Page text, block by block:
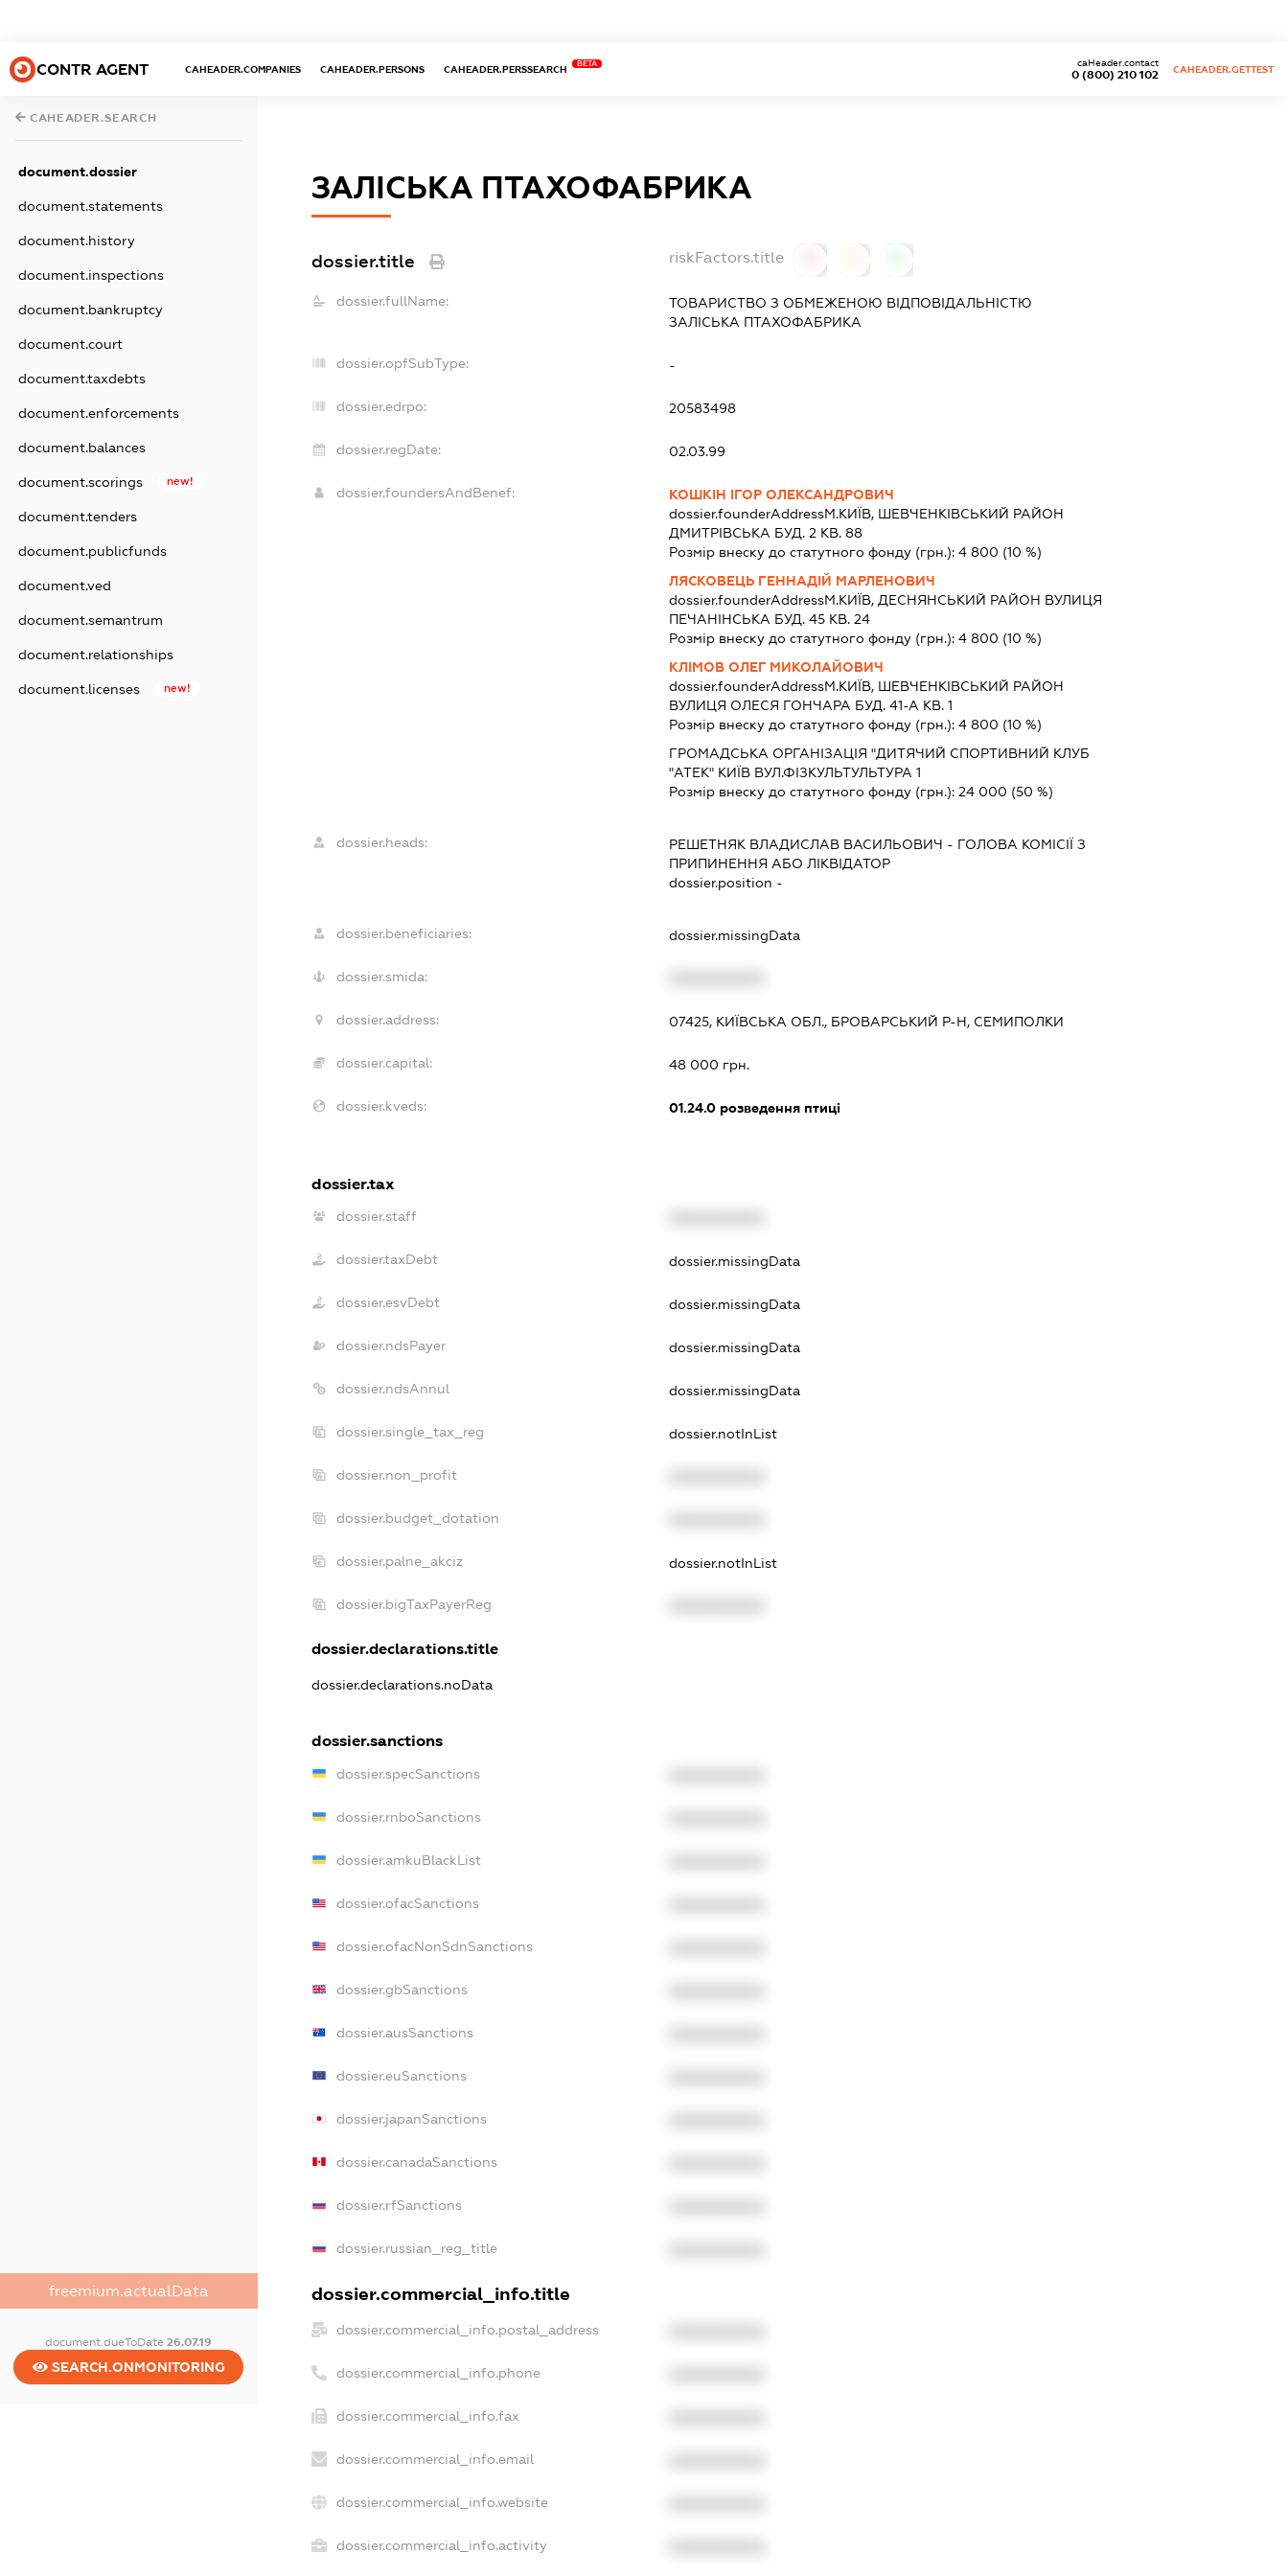
CONTR AGENT CAHEADER.COMPANIES CAHEADER.PERSONS CAHEADER.PERSSEARCH
BETA
0 (800) 210 102
caHeader.contact
CAHEADER.GETTEST
CAHEADER.SEARCH
document.dossier
document.statements
document.history
document.inspections
document.bankruptcy
document.court
document.taxdebts
document.enforcements
document.balances
document.scorings new!
document.tenders
document.publicfunds
document.ved
document.semantrum
document.relationships
document.licenses new!
freemium.actualData
document.dueToDate26.07.19
SEARCH.ONMONITORING
ЗАЛІСЬКА ПТАХОФАБРИКА
dossier.title riskFactors.title
dossier.fullName:
ТОВАРИСТВО З ОБМЕЖЕНОЮ ВІДПОВІДАЛЬНІСТЮ
ЗАЛІСЬКА ПТАХОФАБРИКА
dossier.opfSubType: -
dossier.edrpo: 20583498
dossier.regDate: 02.03.99
dossier.foundersAndBenef:
КОШКІН ІГОР ОЛЕКСАНДРОВИЧ
dossier.founderAddressМ.КИЇВ, ШЕВЧЕНКІВСЬКИЙ РАЙОН
ДМИТРІВСЬКА БУД. 2 КВ. 88
Розмір внеску до статутного фонду (грн.): 4 800 (10 %)
ЛЯСКОВЕЦЬ ГЕННАДІЙ МАРЛЕНОВИЧ
dossier.founderAddressМ.КИЇВ, ДЕСНЯНСЬКИЙ РАЙОН ВУЛИЦЯ
ПЕЧАНІНСЬКА БУД. 45 КВ. 24
Розмір внеску до статутного фонду (грн.): 4 800 (10 %)
КЛІМОВ ОЛЕГ МИКОЛАЙОВИЧ
dossier.founderAddressМ.КИЇВ, ШЕВЧЕНКІВСЬКИЙ РАЙОН
ВУЛИЦЯ ОЛЕСЯ ГОНЧАРА БУД. 41-А КВ. 1
Розмір внеску до статутного фонду (грн.): 4 800 (10 %)
ГРОМАДСЬКА ОРГАНІЗАЦІЯ "ДИТЯЧИЙ СПОРТИВНИЙ КЛУБ
"АТЕК" КИЇВ ВУЛ.ФІЗКУЛЬТУЛЬТУРА 1
Розмір внеску до статутного фонду (грн.): 24 000 (50 %)
dossier.heads: РЕШЕТНЯК ВЛАДИСЛАВ ВАСИЛЬОВИЧ - ГОЛОВА КОМІСІЇ З
ПРИПИНЕННЯ АБО ЛІКВІДАТОР
dossier.position -
dossier.beneficiaries: dossier.missingData
dossier.smida:
dossier.address: 07425, КИЇВСЬКА ОБЛ., БРОВАРСЬКИЙ Р-Н, СЕМИПОЛКИ
dossier.capital: 48 000 грн.
dossier.kveds: 01.24.0розведення птиці
dossier.tax
dossier.staff
dossier.taxDebt dossier.missingData
dossier.esvDebt dossier.missingData
dossier.ndsPayer dossier.missingData
dossier.ndsAnnul dossier.missingData
dossier.single_tax_reg dossier.notInList
dossier.non_profit
dossier.budget_dotation
dossier.palne_akciz dossier.notInList
dossier.bigTaxPayerReg
dossier.declarations.title
dossier.declarations.noData
dossier.sanctions
dossier.specSanctions
dossier.rnboSanctions
dossier.amkuBlackList
dossier.ofacSanctions
dossier.ofacNonSdnSanctions
dossier.gbSanctions
dossier.ausSanctions
dossier.euSanctions
dossier.japanSanctions
dossier.canadaSanctions
dossier.rfSanctions
dossier.russian_reg_title
dossier.commercial_info.title
dossier.commercial_info.postal_address
dossier.commercial_info.phone
dossier.commercial_info.fax
dossier.commercial_info.email
dossier.commercial_info.website
dossier.commercial_info.activity